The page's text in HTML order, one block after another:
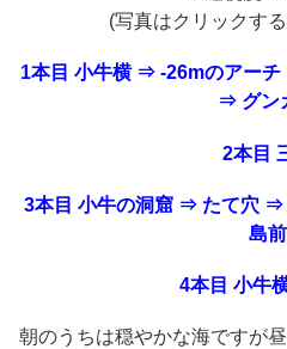
(写真はクリックす
1本目 小牛横 ⇒ -26mのアー
⇒ グン
2本目
3本目 小牛の洞窟 ⇒ たて穴
島前
4本目 小牛
朝のうちは穏やかな海ですが